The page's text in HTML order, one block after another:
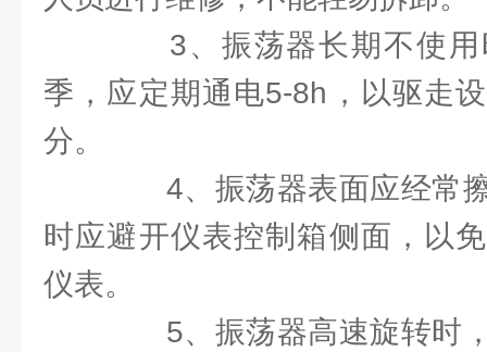
3、振荡器长期不使用
季，应定期通电5-8h，以驱走
分。
4、振荡器表面应经常擦
时应避开仪表控制箱侧面，以
仪表。
5、振荡器高速旋转时，